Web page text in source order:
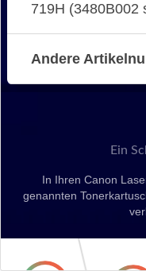
719H (3480B002
Andere
Ein
In Ihren Canon
genannten